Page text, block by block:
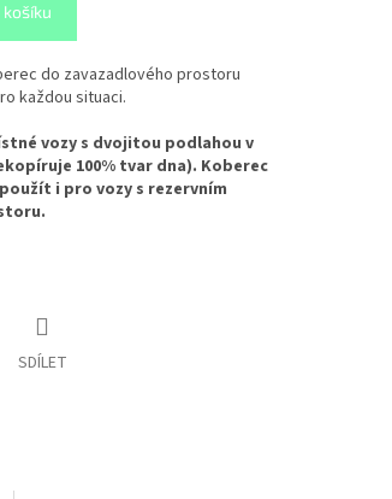
do zavazadlového prostoru
každou situaci.
vozy s dvojitou podlahou v
100% tvar dna). Koberec
i pro vozy s rezervním
SDÍLET